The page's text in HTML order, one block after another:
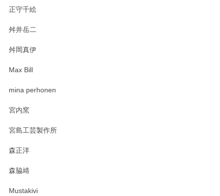
おかけしました。 ありがとうございます。
正守千絵
舛井岳二
舛岡真伊
Max Bill
mina perhonen
宮内窯
宮島工芸製作所
森正洋
森脇靖
Mustakivi